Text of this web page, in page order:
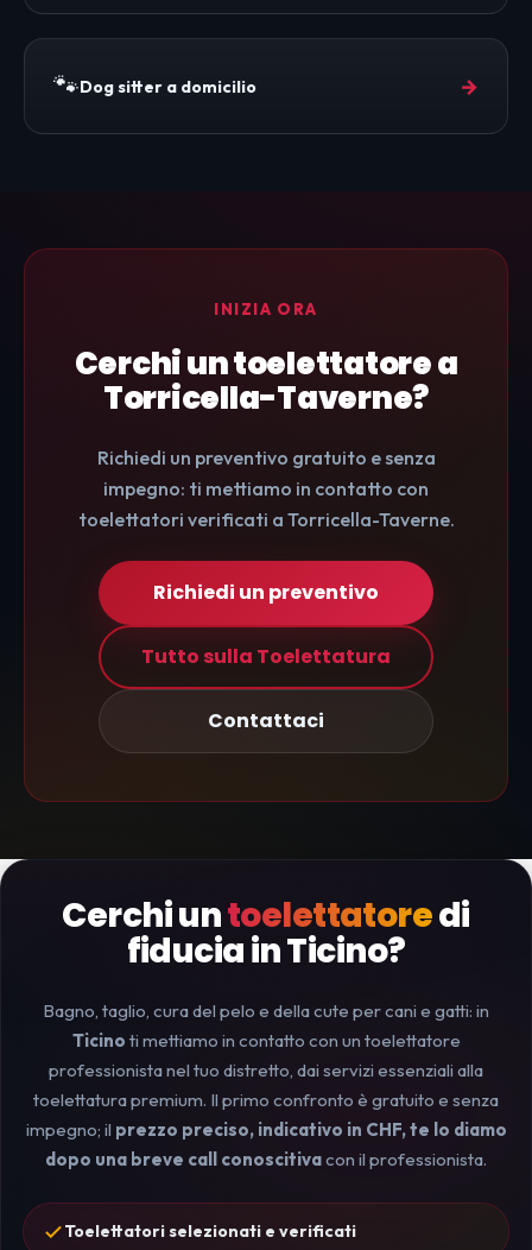
🐾Dog sitter a domicilio →
INIZIA ORA
Cerchi un toelettatore a
Torricella-Taverne?
Richiedi un preventivo gratuito e senza
impegno: ti mettiamo in contatto con
toelettatori verificati a Torricella-Taverne.
Richiedi un preventivo
Tutto sulla Toelettatura
Contattaci
Cerchi untoelettatoredi
fiducia in Ticino?
Bagno, taglio, cura del pelo e della cute per cani e gatti: in
Ticino ti mettiamo in contatto con un toelettatore
professionista nel tuo distretto, dai servizi essenziali alla
toelettatura premium. Il primo confronto è gratuito e senza
impegno; il prezzo preciso, indicativo in CHF, te lo diamo
dopo una breve call conoscitivacon il professionista.
Toelettatori selezionati e verificati